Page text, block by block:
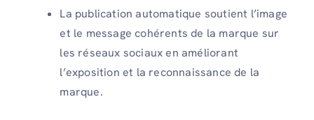
La publication automatique soutient l’image
et le message cohérents de la marque sur
les réseaux sociaux en améliorant
l’exposition et la reconnaissance de la
marque.